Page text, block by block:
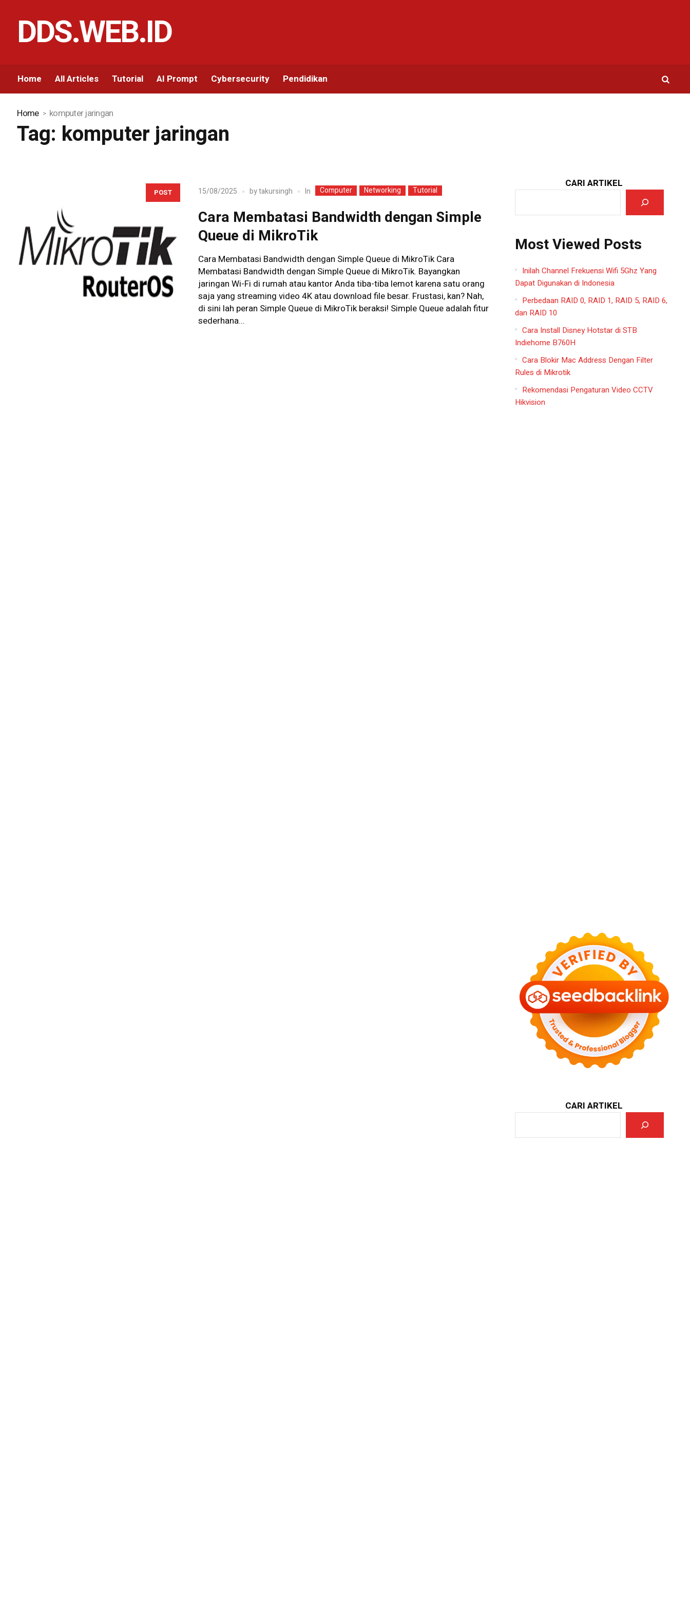
DDS.WEB.ID
Home All Articles Tutorial AI Prompt Cybersecurity Pendidikan
Home komputer jaringan
Tag: komputer jaringan
POST 15/08/2025 bytakursingh In Computer Networking Tutorial
Cara Membatasi Bandwidth dengan Simple
Queue di MikroTik
Cara Membatasi Bandwidth dengan Simple Queue di MikroTik Cara
Membatasi Bandwidth dengan Simple Queue di MikroTik. Bayangkan
jaringan Wi-Fi di rumah atau kantor Anda tiba-tiba lemot karena satu orang
saja yang streaming video 4K atau download file besar. Frustasi, kan? Nah,
di sini lah peran Simple Queue di MikroTik beraksi! Simple Queue adalah fitur
sederhana...
CARI ARTIKEL
Most Viewed Posts
Inilah Channel Frekuensi Wifi 5Ghz Yang
Dapat Digunakan di Indonesia
Perbedaan RAID 0, RAID 1, RAID 5, RAID 6,
dan RAID 10
Cara Install Disney Hotstar di STB
Indiehome B760H
Cara Blokir Mac Address Dengan Filter
Rules di Mikrotik
Rekomendasi Pengaturan Video CCTV
Hikvision
CARI ARTIKEL